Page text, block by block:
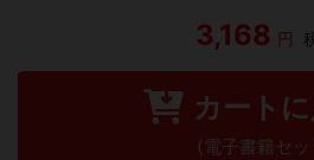
3,168 円
カート
(電子書籍セッ